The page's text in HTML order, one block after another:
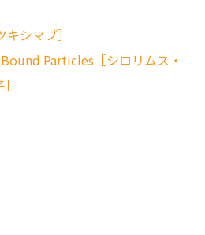
シマブ］
Particles［シロリムス・